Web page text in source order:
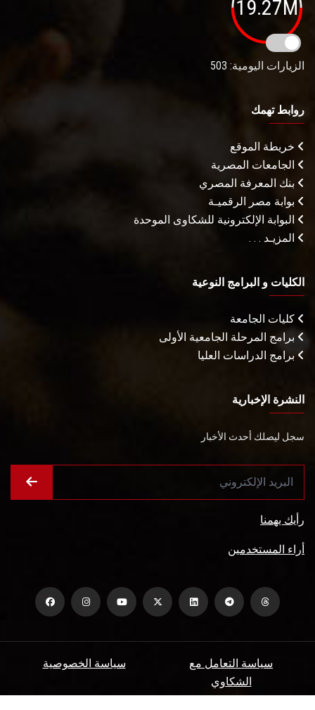
19.27M
الزيارات اليومية: 503
روابط تهمك
خريطة الموقع
الجامعات المصرية
بنك المعرفة المصري
بوابة مصر الرقميـة
البوابة الإلكترونية للشكاوى الموحدة
المزيـد . . .
الكليات و البرامج النوعية
كليات الجامعة
برامج المرحلة الجامعية الأولى
برامج الدراسات العليا
النشرة الإخبارية
سجل ليصلك أحدث الأخبار
رأيك يهمنا
أراء المستخدمين
سياسة الخصوصية
سياسة التعامل مع
الشكاوي